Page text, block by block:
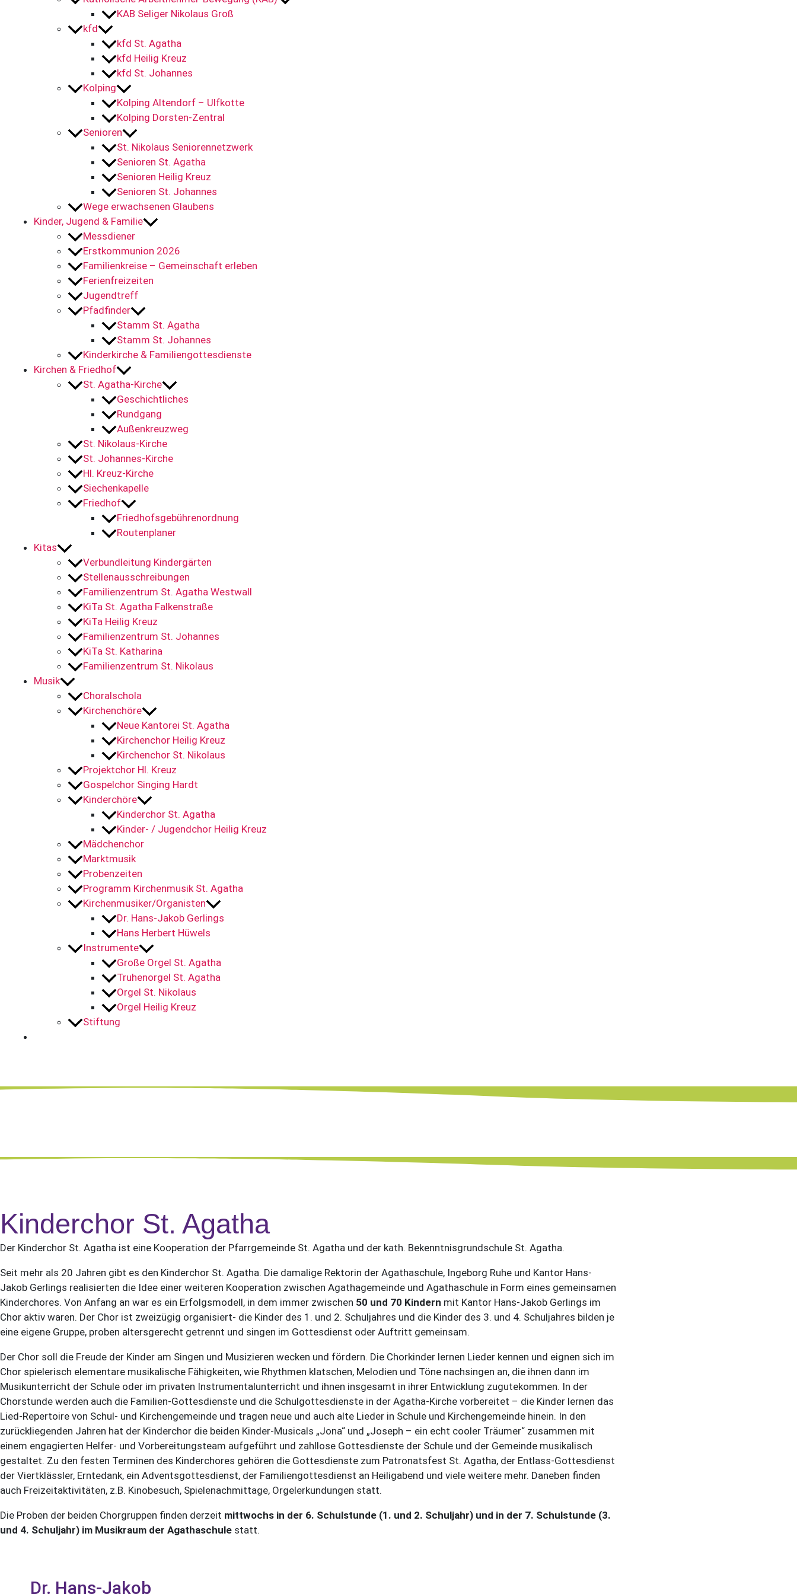
KAB Seliger Nikolaus Groß
kfd
kfd St. Agatha
kfd Heilig Kreuz
kfd St. Johannes
Kolping
Kolping Altendorf – Ulfkotte
Kolping Dorsten-Zentral
Senioren
St. Nikolaus Seniorennetzwerk
Senioren St. Agatha
Senioren Heilig Kreuz
Senioren St. Johannes
Wege erwachsenen Glaubens
Kinder, Jugend & Familie
Messdiener
Erstkommunion 2026
Familienkreise – Gemeinschaft erleben
Ferienfreizeiten
Jugendtreff
Pfadfinder
Stamm St. Agatha
Stamm St. Johannes
Kinderkirche & Familiengottesdienste
Kirchen & Friedhof
St. Agatha-Kirche
Geschichtliches
Rundgang
Außenkreuzweg
St. Nikolaus-Kirche
St. Johannes-Kirche
Hl. Kreuz-Kirche
Siechenkapelle
Friedhof
Friedhofsgebührenordnung
Routenplaner
Kitas
Verbundleitung Kindergärten
Stellenausschreibungen
Familienzentrum St. Agatha Westwall
KiTa St. Agatha Falkenstraße
KiTa Heilig Kreuz
Familienzentrum St. Johannes
KiTa St. Katharina
Familienzentrum St. Nikolaus
Musik
Choralschola
Kirchenchöre
Neue Kantorei St. Agatha
Kirchenchor Heilig Kreuz
Kirchenchor St. Nikolaus
Projektchor Hl. Kreuz
Gospelchor Singing Hardt
Kinderchöre
Kinderchor St. Agatha
Kinder- / Jugendchor Heilig Kreuz
Mädchenchor
Marktmusik
Probenzeiten
Programm Kirchenmusik St. Agatha
Kirchenmusiker/Organisten
Dr. Hans-Jakob Gerlings
Hans Herbert Hüwels
Instrumente
Große Orgel St. Agatha
Truhenorgel St. Agatha
Orgel St. Nikolaus
Orgel Heilig Kreuz
Stiftung
Kinderchor St. Agatha
Der Kinderchor St. Agatha ist eine Kooperation der Pfarrgemeinde St. Agatha und der kath. Bekenntnisgrundschule St. Agatha.
Seit mehr als 20 Jahren gibt es den Kinderchor St. Agatha. Die damalige Rektorin der Agathaschule, Ingeborg Ruhe und Kantor Hans-
Jakob Gerlings realisierten die Idee einer weiteren Kooperation zwischen Agathagemeinde und Agathaschule in Form eines gemeinsamen
Kinderchores. Von Anfang an war es ein Erfolgsmodell, in dem immer zwischen 50 und 70 Kindern mit Kantor Hans-Jakob Gerlings im
Chor aktiv waren. Der Chor ist zweizügig organisiert- die Kinder des 1. und 2. Schuljahres und die Kinder des 3. und 4. Schuljahres bilden je
eine eigene Gruppe, proben altersgerecht getrennt und singen im Gottesdienst oder Auftritt gemeinsam.
Der Chor soll die Freude der Kinder am Singen und Musizieren wecken und fördern. Die Chorkinder lernen Lieder kennen und eignen sich im
Chor spielerisch elementare musikalische Fähigkeiten, wie Rhythmen klatschen, Melodien und Töne nachsingen an, die ihnen dann im
Musikunterricht der Schule oder im privaten Instrumentalunterricht und ihnen insgesamt in ihrer Entwicklung zugutekommen. In der
Chorstunde werden auch die Familien-Gottesdienste und die Schulgottesdienste in der Agatha-Kirche vorbereitet – die Kinder lernen das
Lied-Repertoire von Schul- und Kirchengemeinde und tragen neue und auch alte Lieder in Schule und Kirchengemeinde hinein. In den
zurückliegenden Jahren hat der Kinderchor die beiden Kinder-Musicals „Jona“ und „Joseph – ein echt cooler Träumer“ zusammen mit
einem engagierten Helfer- und Vorbereitungsteam aufgeführt und zahllose Gottesdienste der Schule und der Gemeinde musikalisch
gestaltet. Zu den festen Terminen des Kinderchores gehören die Gottesdienste zum Patronatsfest St. Agatha, der Entlass-Gottesdienst
der Viertklässler, Erntedank, ein Adventsgottesdienst, der Familiengottesdienst an Heiligabend und viele weitere mehr. Daneben finden
auch Freizeitaktivitäten, z.B. Kinobesuch, Spielenachmittage, Orgelerkundungen statt.
Die Proben der beiden Chorgruppen finden derzeit mittwochs in der 6. Schulstunde (1. und 2. Schuljahr) und in der 7. Schulstunde (3.
und 4. Schuljahr) im Musikraum der Agathaschule statt.
Dr. Hans-Jakob